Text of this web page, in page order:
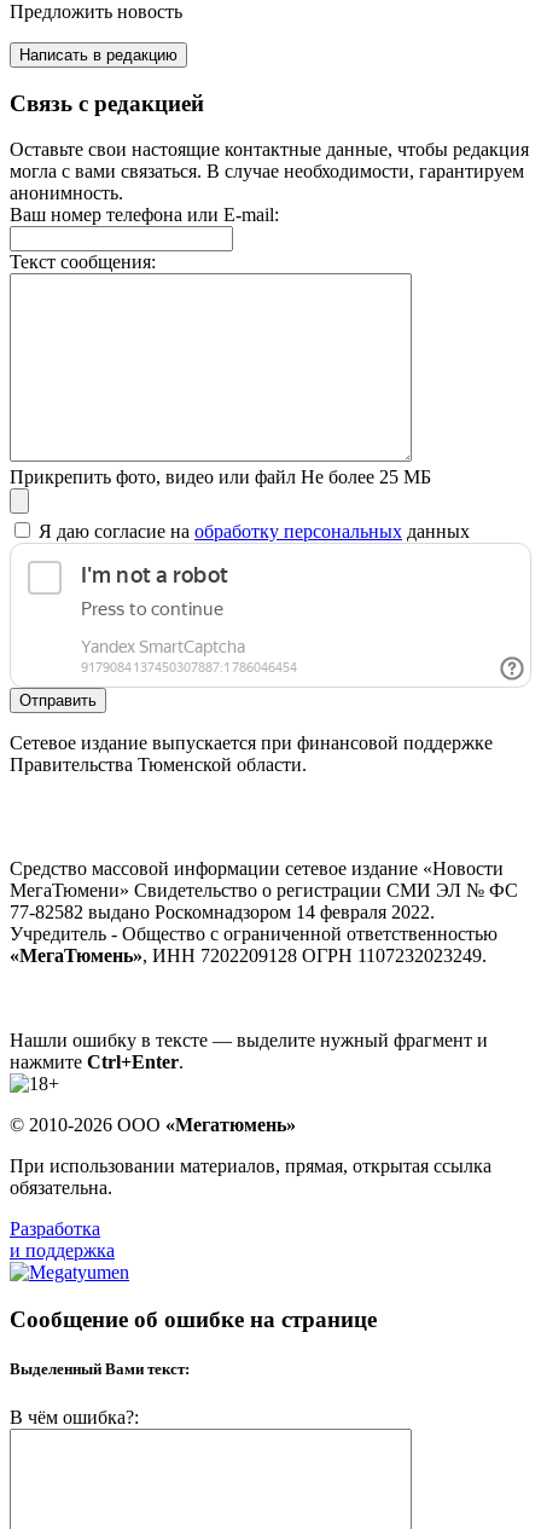
Предложить новость
Написать в редакцию
Связь с редакцией
Оставьте свои настоящие контактные данные, чтобы редакция
могла с вами связаться. В случае необходимости, гарантируем
анонимность.
Ваш номер телефона или E-mail:
Текст сообщения:
Прикрепить фото, видео или файл Не более 25 МБ
Я даю согласие на обработку персональных данных
Отправить
Сетевое издание выпускается при финансовой поддержке
Правительства Тюменской области.
Средство массовой информации сетевое издание «Новости
МегаТюмени» Свидетельство о регистрации СМИ ЭЛ № ФС
77-82582 выдано Роскомнадзором 14 февраля 2022.
Учредитель - Общество с ограниченной ответственностью
«МегаТюмень», ИНН 7202209128 ОГРН 1107232023249.
Нашли ошибку в тексте — выделите нужный фрагмент и
нажмите Ctrl+Enter.
© 2010-2026 ООО «Мегатюмень»
При использовании материалов, прямая, открытая ссылка
обязательна.
Разработка
и поддержка
Сообщение об ошибке на странице
Выделенный Вами текст:
В чём ошибка?: